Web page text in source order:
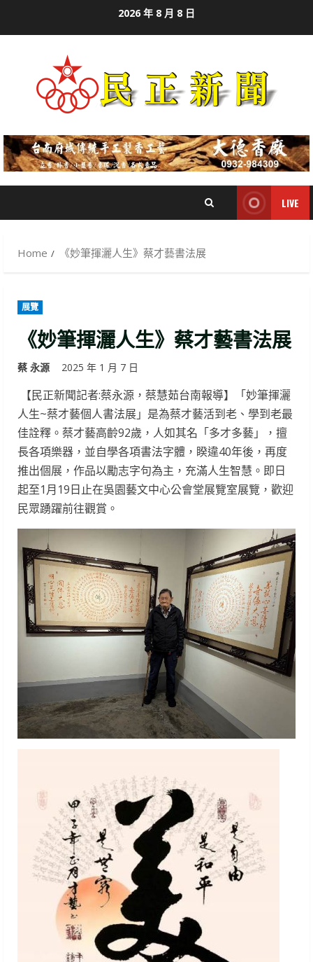
2026 年 8 月 8 日
LIVE
Home 《妙筆揮灑人生》蔡才藝書法展
展覽
《妙筆揮灑人生》蔡才藝書法展
蔡 永源 2025 年 1 月 7 日
【民正新聞記者:蔡永源，蔡慧茹台南報導】「妙筆揮灑
人生~蔡才藝個人書法展」是為蔡才藝活到老、學到老最
佳詮釋。蔡才藝高齡92歲，人如其名「多才多藝」，擅
長各項樂器，並自學各項書法字體，睽違40年後，再度
推出個展，作品以勵志字句為主，充滿人生智慧。即日
起至1月19日止在吳園藝文中心公會堂展覽室展覽，歡迎
民眾踴躍前往觀賞。